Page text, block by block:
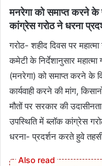
मनरेगा को समाप्त करने के
कांग्रेस गरोठ ने धरना
गरोठ- शहीद दिवस पर
कमेटी के निर्देशानुसार महात्मा
(मनरेगा) को समाप्त करने के
कार्यवाही करने की मांग,
मौतों पर सरकार की
उपस्थिति में ब्लॉक कांग्रेस
धरना- प्रदर्शन करते हुवे